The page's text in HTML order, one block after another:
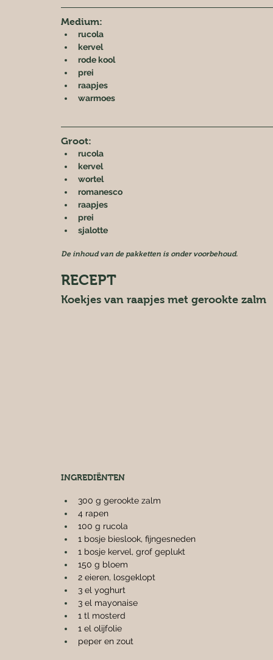
Medium:
rucola
kervel
rode kool
prei
raapjes
warmoes
Groot:
rucola
kervel
wortel
romanesco
raapjes
prei
sjalotte
De inhoud van de pakketten is onder voorbehoud.
RECEPT
Koekjes van raapjes met gerookte zalm
INGREDIËNTEN
300 g gerookte zalm
4 rapen
100 g rucola
1 bosje bieslook, fijngesneden
1 bosje kervel, grof geplukt
150 g bloem
2 eieren, losgeklopt
3 el yoghurt
3 el mayonaise
1 tl mosterd
1 el olijfolie
peper en zout